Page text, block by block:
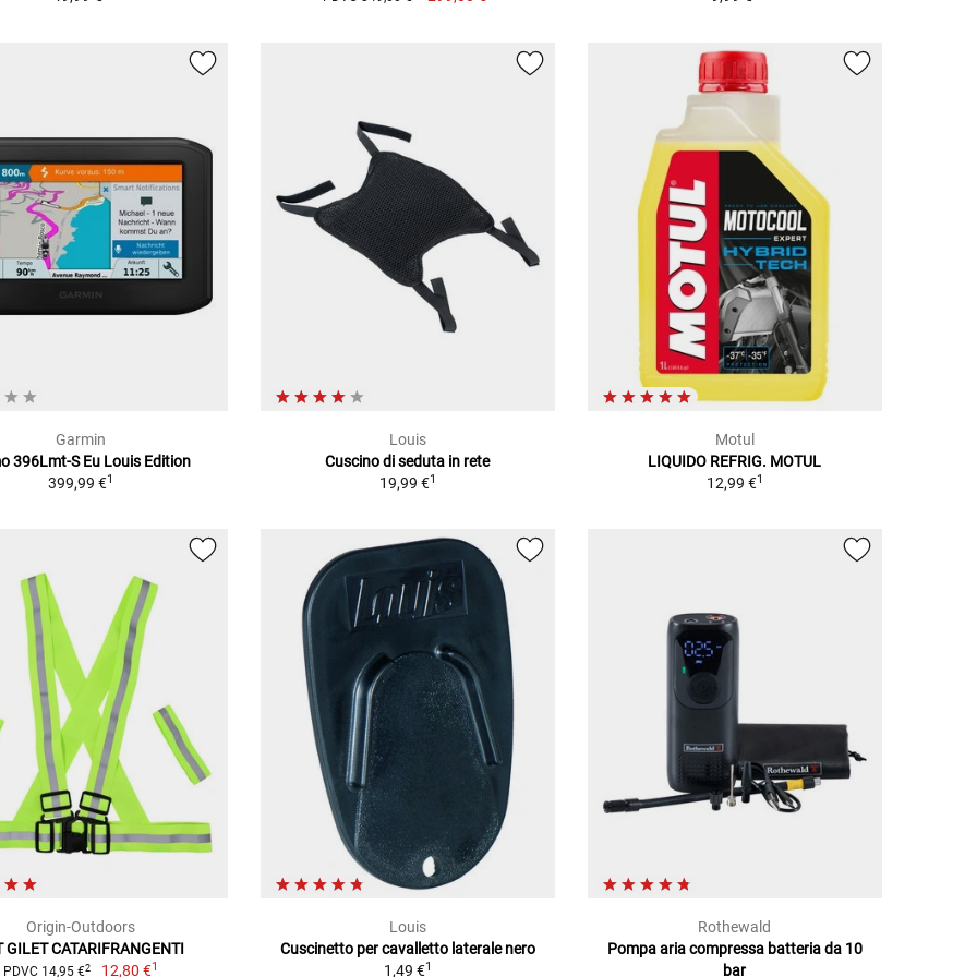
Garmin
396Lmt-S Eu Louis Edition
399,99 €1
Louis
Cuscino di seduta in rete
19,99 €1
Motul
LIQUIDO REFRIG. MOTUL
12,99 €1
Origin-Outdoors
GILET CATARIFRANGENTI
PDVC 14,95 €2 12,80 €1
Louis
Cuscinetto per cavalletto laterale nero
1,49 €1
Rothewald
Pompa aria compressa batteria da 10
bar